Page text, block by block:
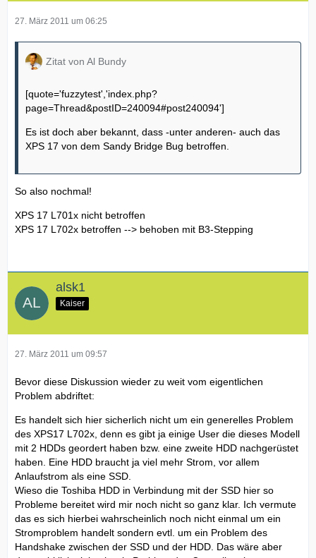
27. März 2011 um 06:25
Zitat von Al Bundy
[quote='fuzzytest','index.php?
page=Thread&postID=240094#post240094']
Es ist doch aber bekannt, dass -unter anderen- auch das
XPS 17 von dem Sandy Bridge Bug betroffen.
So also nochmal!
XPS 17 L701x nicht betroffen
XPS 17 L702x betroffen --> behoben mit B3-Stepping
alsk1
Kaiser
27. März 2011 um 09:57
Bevor diese Diskussion wieder zu weit vom eigentlichen
Problem abdriftet:
Es handelt sich hier sicherlich nicht um ein generelles Problem
des XPS17 L702x, denn es gibt ja einige User die dieses Modell
mit 2 HDDs geordert haben bzw. eine zweite HDD nachgerüstet
haben. Eine HDD braucht ja viel mehr Strom, vor allem
Anlaufstrom als eine SSD.
Wieso die Toshiba HDD in Verbindung mit der SSD hier so
Probleme bereitet wird mir noch nicht so ganz klar. Ich vermute
das es sich hierbei wahrscheinlich noch nicht einmal um ein
Stromproblem handelt sondern evtl. um ein Problem des
Handshake zwischen der SSD und der HDD. Das wäre aber